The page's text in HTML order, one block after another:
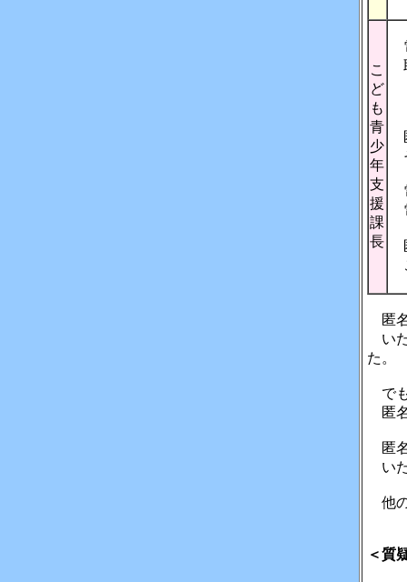
こ
ど
も
青
少
年
支
援
課
長
匿
い
た。
で
匿名
匿
いた
他の
＜質